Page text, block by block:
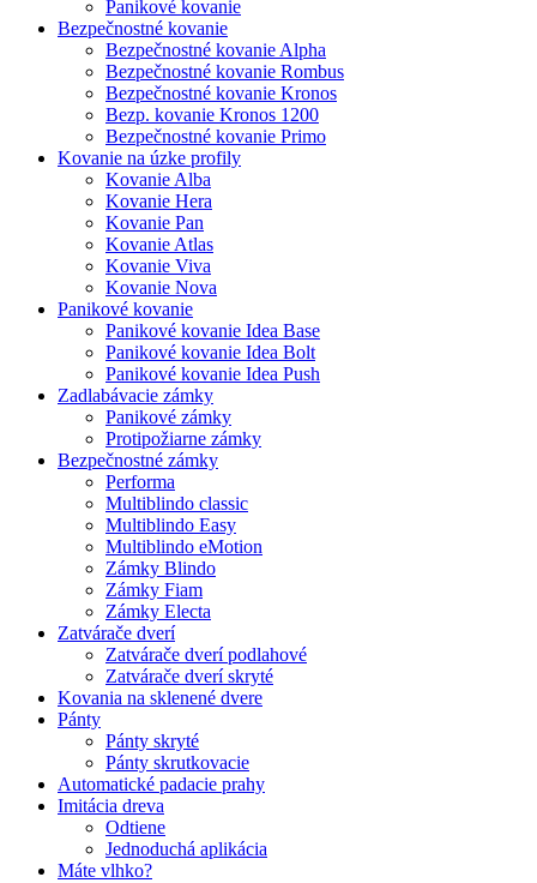
Panikové kovanie
Bezpečnostné kovanie
Bezpečnostné kovanie Alpha
Bezpečnostné kovanie Rombus
Bezpečnostné kovanie Kronos
Bezp. kovanie Kronos 1200
Bezpečnostné kovanie Primo
Kovanie na úzke profily
Kovanie Alba
Kovanie Hera
Kovanie Pan
Kovanie Atlas
Kovanie Viva
Kovanie Nova
Panikové kovanie
Panikové kovanie Idea Base
Panikové kovanie Idea Bolt
Panikové kovanie Idea Push
Zadlabávacie zámky
Panikové zámky
Protipožiarne zámky
Bezpečnostné zámky
Performa
Multiblindo classic
Multiblindo Easy
Multiblindo eMotion
Zámky Blindo
Zámky Fiam
Zámky Electa
Zatvárače dverí
Zatvárače dverí podlahové
Zatvárače dverí skryté
Kovania na sklenené dvere
Pánty
Pánty skryté
Pánty skrutkovacie
Automatické padacie prahy
Imitácia dreva
Odtiene
Jednoduchá aplikácia
Máte vlhko?